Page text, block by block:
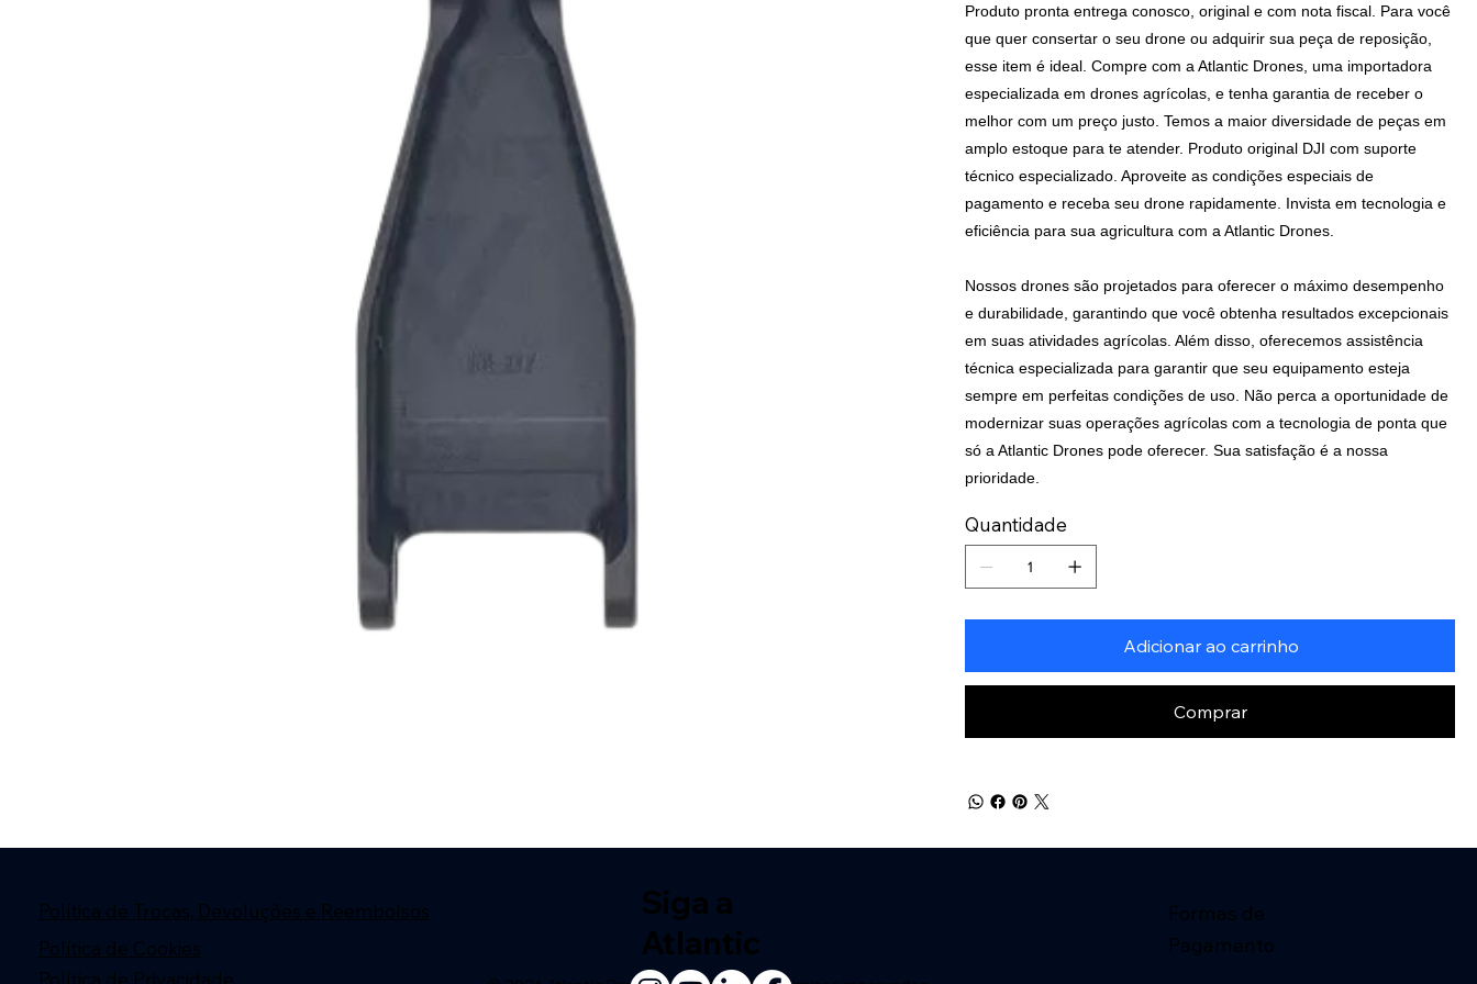
Produto pronta entrega conosco, original e com nota fiscal. Para você
que quer consertar o seu drone ou adquirir sua peça de reposição,
esse item é ideal. Compre com a Atlantic Drones, uma importadora
especializada em drones agrícolas, e tenha garantia de receber o
melhor com um preço justo. Temos a maior diversidade de peças em
amplo estoque para te atender. Produto original DJI com suporte
técnico especializado. Aproveite as condições especiais de
pagamento e receba seu drone rapidamente. Invista em tecnologia e
eficiência para sua agricultura com a Atlantic Drones.
Nossos drones são projetados para oferecer o máximo desempenho
e durabilidade, garantindo que você obtenha resultados excepcionais
em suas atividades agrícolas. Além disso, oferecemos assistência
técnica especializada para garantir que seu equipamento esteja
sempre em perfeitas condições de uso. Não perca a oportunidade de
modernizar suas operações agrícolas com a tecnologia de ponta que
só a Atlantic Drones pode oferecer. Sua satisfação é a nossa
prioridade.
Quantidade
Adicionar ao carrinho
Comprar
Política de Trocas, Devoluções e Reembolsos
Política de Cookies
Política de Privacidade
Siga a
Atlantic
Formas de
Pagamento